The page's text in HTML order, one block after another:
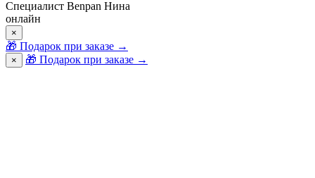
Специалист Benpan Нина
онлайн
×
🎁 Подарок при заказе →
× 🎁 Подарок при заказе →